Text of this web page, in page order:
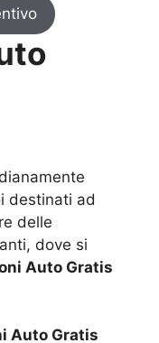
destinati ad
delle
dove si
Auto Gratis
Auto Gratis